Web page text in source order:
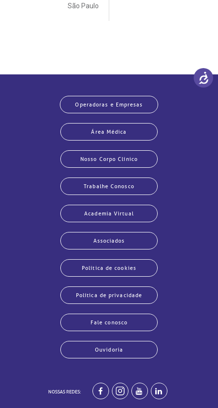
São Paulo
Operadoras e Empresas
Área Médica
Nosso Corpo Clínico
Trabalhe Conosco
Academia Virtual
Associados
Política de cookies
Política de privacidade
Fale conosco
Ouvidoria
NOSSAS REDES: